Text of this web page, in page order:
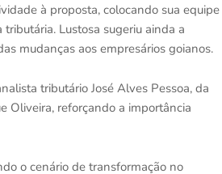
à proposta, colocando sua equipe
Lustosa sugeriu ainda a
mudanças aos empresários goianos.
tributário José Alves Pessoa, da
Oliveira, reforçando a importância
o cenário de transformação no